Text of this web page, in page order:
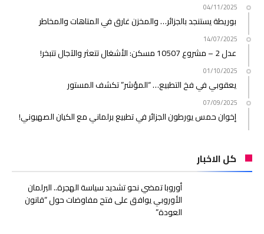
04/11/2025
بوريطة يستنجد بالجزائر… والمخزن غارق في المتاهات والمخاطر
14/07/2025
عدل 2 – مشروع 10507 مسكن: الأشغال تتعثر والآجال تتبخر!
01/10/2025
يعقوبي في فخ التطبيع… “المؤشر” تكشف المستور
07/09/2025
إخوان حمس يورطون الجزائر في تطبيع برلماني مع الكيان الصهيوني!
كل الاخبار
أوروبا تمضي نحو تشديد سياسة الهجرة.. البرلمان
الأوروبي يوافق على فتح مفاوضات حول “قانون
العودة”